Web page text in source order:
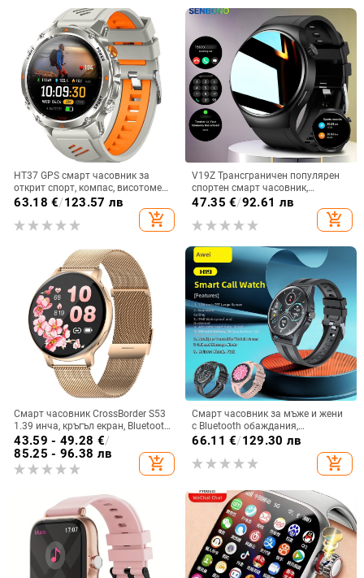
HT37 GPS смарт часовник за
открит спорт, компас, висотомер
и барометр, водоустойчив до 30
63.18 €/123.57 лв
add_shopping_cart
V19Z Трансграничен популярен
спортен смарт часовник,
отговарящ на повиквания, пулс,
кръвно налягане, сън, снимане и
колоездене
47.35 €/92.61 лв
add_shopping_cart
Смарт часовник CrossBorder S53
1.39 инча, кръгъл екран, Bluetooth,
крачкомер, наблюдение на съня,
кръвно налягане, мулти-спорт,
метеорологични условия
43.59 - 49.28 €/
85.25 - 96.38 лв
add_shopping_cart
Смарт часовник за мъже и жени
с Bluetooth обаждания,
мултифункционален спортен
дизайн, измерване на сърдечен
ритъм, кръвно налягане,
кислород в кръвта и мониторинг
66.11 €/129.30 лв
add_shopping_cart